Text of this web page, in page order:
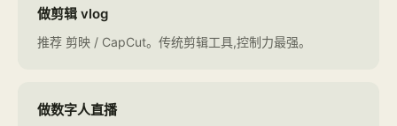
做剪辑 vlog
推荐 剪映 / CapCut。传统剪辑工具,控制力最强。
做数字人直播